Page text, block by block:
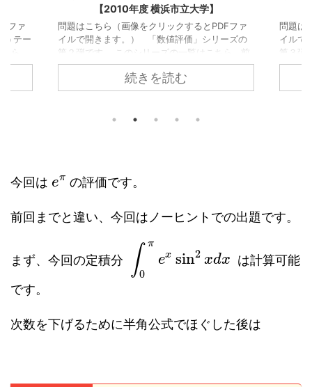
ファ
テー
ちら
うこと
するだ
【2010年度 横浜市立大学】
問題はこちら（画像をクリックするとPDFファ
イルで開きます。） 「数値評価」シリーズの
第２弾です。 このシリーズの一覧はこちら 前
回の第１弾は円周率πの評価でした。 今回はネ
の評価です。 案の定ヒントめいた不
等式が誘導としてついています。 前回と違い、
(2) の不等式に
=
をそのまま代入してもう
続きを読む
問題は
イルで
第３弾
回はe
∫
今回は eπ の評価です。
前回までと違い、今回はノーヒントでの出題です。
まず、今回の定積分 ∫ π
0
ex sin2 xdx は計算可能
です。
次数を下げるために半角公式でほぐした後は